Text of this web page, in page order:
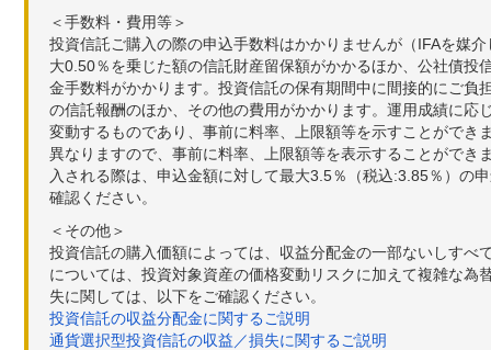
＜手数料・費用等＞
投資信託ご購入の際の申込手数料はかかりませんが（IFAを媒
大0.50％を乗じた額の信託財産留保額がかかるほか、公社債
金手数料がかかります。投資信託の保有期間中に間接的にご
の信託報酬のほか、その他の費用がかかります。運用成績に
変動するものであり、事前に料率、上限額等を示すことがで
異なりますので、事前に料率、上限額等を表示することがで
入される際は、申込金額に対して最大3.5％（税込:3.85％）の
確認ください。
＜その他＞
投資信託の購入価額によっては、収益分配金の一部ないしす
については、投資対象資産の価格変動リスクに加えて複雑な
失に関しては、以下をご確認ください。
投資信託の収益分配金に関するご説明
通貨選択型投資信託の収益／損失に関するご説明